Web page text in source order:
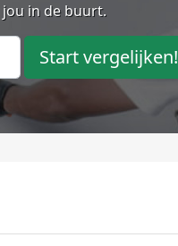
in de buurt.
Start vergelijken!